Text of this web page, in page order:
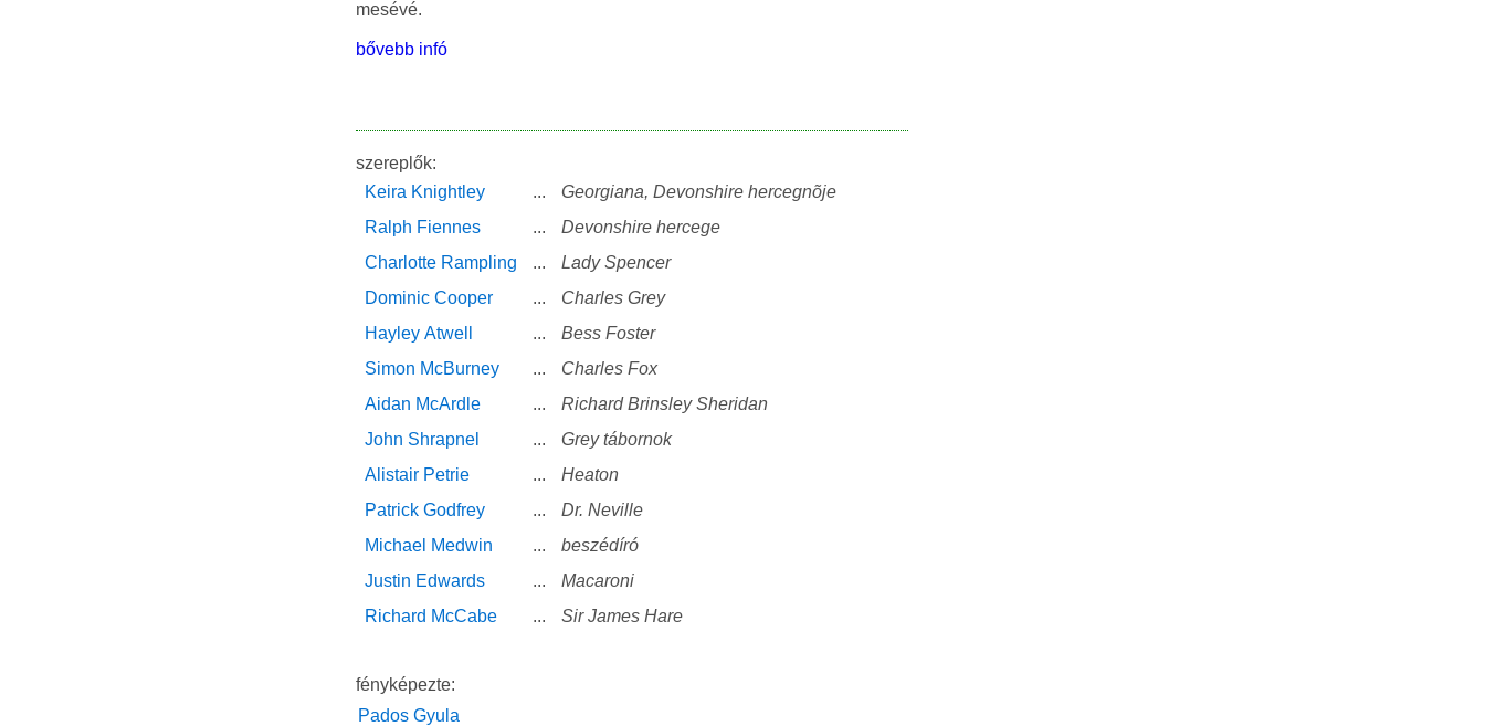
bővebb infó
szereplők:
Keira Knightley
...
Georgiana, Devonshire hercegnõje
Ralph Fiennes
...
Devonshire hercege
Charlotte Rampling
...
Lady Spencer
Dominic Cooper
...
Charles Grey
Hayley Atwell
...
Bess Foster
Simon McBurney
...
Charles Fox
Aidan McArdle
...
Richard Brinsley Sheridan
John Shrapnel
...
Grey tábornok
Alistair Petrie
...
Heaton
Patrick Godfrey
...
Dr. Neville
Michael Medwin
...
beszédíró
Justin Edwards
...
Macaroni
Richard McCabe
... Sir James Hare
fényképezte:
Pados Gyula